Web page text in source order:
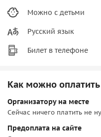
Можно с детьми
Русский язык
Билет в телефоне
Как можно оплатить
Организатору на месте
Сейчас ничего платить не
Предоплата на сайте